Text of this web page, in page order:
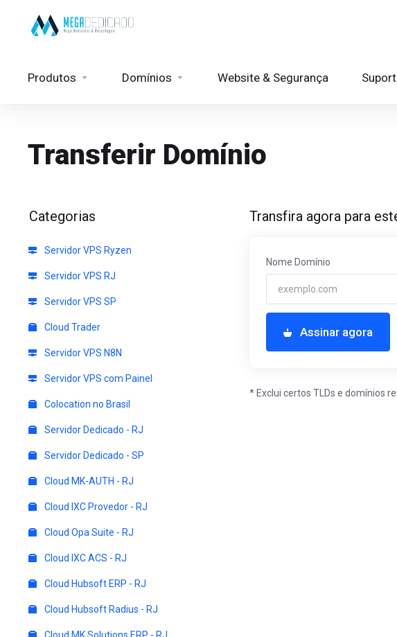
Produtos Domínios Website & Segurança
Transferir Domínio
Categorias
Servidor VPS Ryzen
Servidor VPS RJ
Servidor VPS SP
Cloud Trader
Servidor VPS N8N
Servidor VPS com Painel
Colocation no Brasil
Servidor Dedicado - RJ
Servidor Dedicado - SP
Cloud MK-AUTH - RJ
Cloud IXC Provedor - RJ
Cloud Opa Suite - RJ
Cloud IXC ACS - RJ
Cloud Hubsoft ERP - RJ
Cloud Hubsoft Radius - RJ
Transfira agora para
Nome Domínio
Assinar agora
* Exclui certos TLDs e domínios